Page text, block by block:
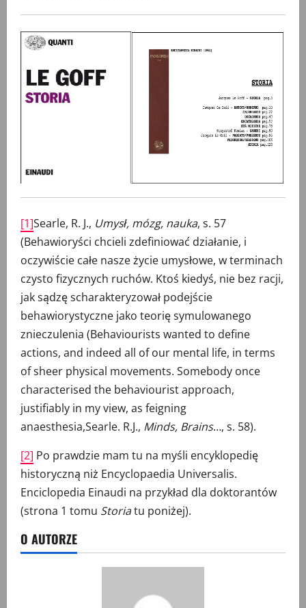
[1]Searle, R. J., Umysł, mózg, nauka, s. 57
(Behawioryści chcieli zdefiniować działanie, i
oczywiście całe nasze życie umysłowe, w terminach
czysto fizycznych ruchów. Ktoś kiedyś, nie bez racji,
jak sądzę scharakteryzował podejście
behawiorystyczne jako teorię symulowanego
znieczulenia (Behaviourists wanted to define
actions, and indeed all of our mental life, in terms
of sheer physical movements. Somebody once
characterised the behaviourist approach,
justifiably in my view, as feigning
anaesthesia,Searle. R.J., Minds, Brains…, s. 58).
[2] Po prawdzie mam tu na myśli encyklopedię
historyczną niż Encyclopaedia Universalis.
Enciclopedia Einaudi na przykład dla doktorantów
(strona 1 tomu Storiatu poniżej).
O AUTORZE